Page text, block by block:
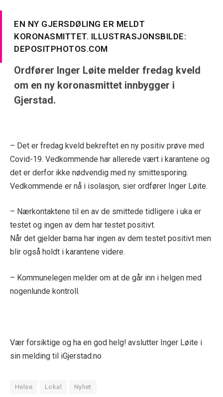
EN NY GJERSDØLING ER MELDT
KORONASMITTET. ILLUSTRASJONSBILDE:
DEPOSITPHOTOS.COM
Ordfører Inger Løite melder fredag kveld
om en ny koronasmittet innbygger i
Gjerstad.
– Det er fredag kveld bekreftet en ny positiv prøve med
Covid-19. Vedkommende har allerede vært i karantene og
det er derfor ikke nødvendig med ny smittesporing.
Vedkommende er nå i isolasjon, sier ordfører Inger Løite.
– Nærkontaktene til en av de smittede tidligere i uka er
testet og ingen av dem har testet positivt.
Når det gjelder barna har ingen av dem testet positivt men
blir også holdt i karantene videre.
– Kommunelegen melder om at de går inn i helgen med
nogenlunde kontroll.
Vær forsiktige og ha en god helg! avslutter Inger Løite i
sin melding til iGjerstad.no
Helse Lokal Nyhet